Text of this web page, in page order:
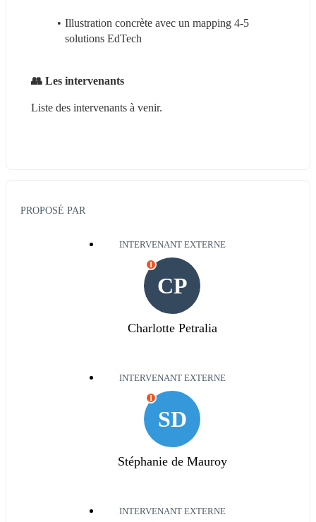
Illustration concrète avec un mapping 4-5
solutions EdTech
👥 Les intervenants
Liste des intervenants à venir.
PROPOSÉ PAR
INTERVENANT EXTERNE
CP
I
Charlotte Petralia
INTERVENANT EXTERNE
SD
I
Stéphanie de Mauroy
INTERVENANT EXTERNE